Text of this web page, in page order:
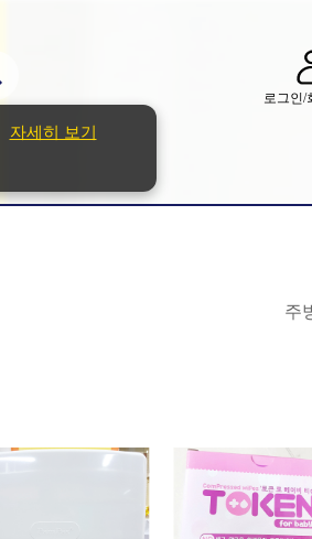
자세히 보기
로그인/
주